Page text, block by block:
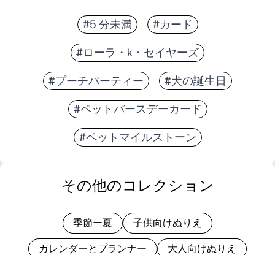
#5 分未満 #カード
#ローラ・k・セイヤーズ
#プーチパーティー #犬の誕生日
#ペットバースデーカード
#ペットマイルストーン
その他のコレクション
季節ー夏 子供向けぬりえ
カレンダーとプランナー 大人向けぬりえ